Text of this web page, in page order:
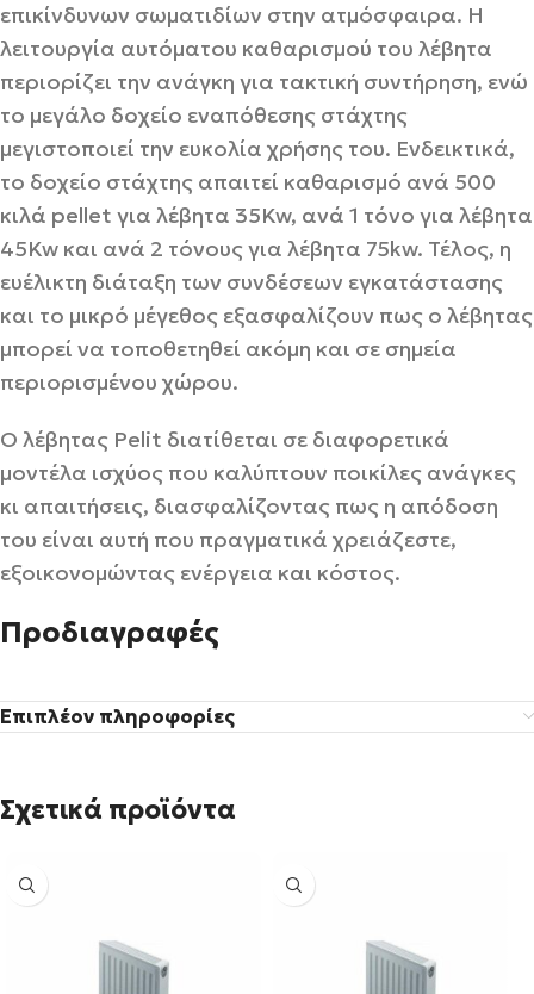
επικίνδυνων σωματιδίων στην ατμόσφαιρα. Η
λειτουργία αυτόματου καθαρισμού του λέβητα
περιορίζει την ανάγκη για τακτική συντήρηση, ενώ
το μεγάλο δοχείο εναπόθεσης στάχτης
μεγιστοποιεί την ευκολία χρήσης του. Ενδεικτικά,
το δοχείο στάχτης απαιτεί καθαρισμό ανά 500
κιλά pellet για λέβητα 35Kw, ανά 1 τόνο για λέβητα
45Kw και ανά 2 τόνους για λέβητα 75kw. Τέλος, η
ευέλικτη διάταξη των συνδέσεων εγκατάστασης
και το μικρό μέγεθος εξασφαλίζουν πως ο λέβητας
μπορεί να τοποθετηθεί ακόμη και σε σημεία
περιορισμένου χώρου.
Ο λέβητας Pelit διατίθεται σε διαφορετικά
μοντέλα ισχύος που καλύπτουν ποικίλες ανάγκες
κι απαιτήσεις, διασφαλίζοντας πως η απόδοση
του είναι αυτή που πραγματικά χρειάζεστε,
εξοικονομώντας ενέργεια και κόστος.
Προδιαγραφές
Επιπλέον πληροφορίες
Σχετικά προϊόντα